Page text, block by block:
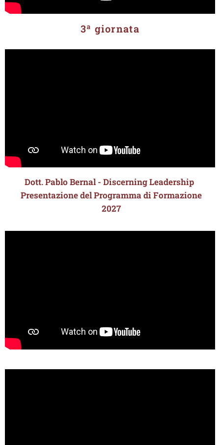
3ª giornata
Dott. Pablo Bernal - Discerning Leadership
Presentazione del Programma di Formazione
2027